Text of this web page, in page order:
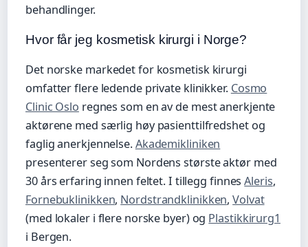
behandlinger.
Hvor får jeg kosmetisk kirurgi i Norge?
Det norske markedet for kosmetisk kirurgi
omfatter flere ledende private klinikker. Cosmo
Clinic Oslo regnes som en av de mest anerkjente
aktørene med særlig høy pasienttilfredshet og
faglig anerkjennelse.Akademikliniken
presenterer seg som Nordens største aktør med
30 års erfaring innen feltet. I tillegg finnesAleris,
Fornebuklinikken, Nordstrandklinikken,Volvat
(med lokaler i flere norske byer) og Plastikkirurg1
i Bergen.